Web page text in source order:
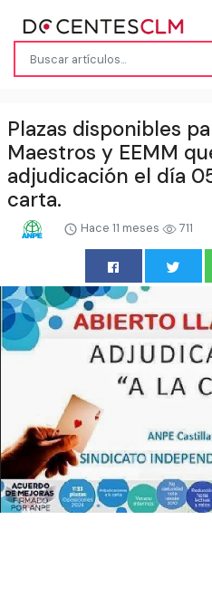
Plazas disponibles
Maestros y EEMM
adjudicación el día
carta.
Hace 11 meses 711